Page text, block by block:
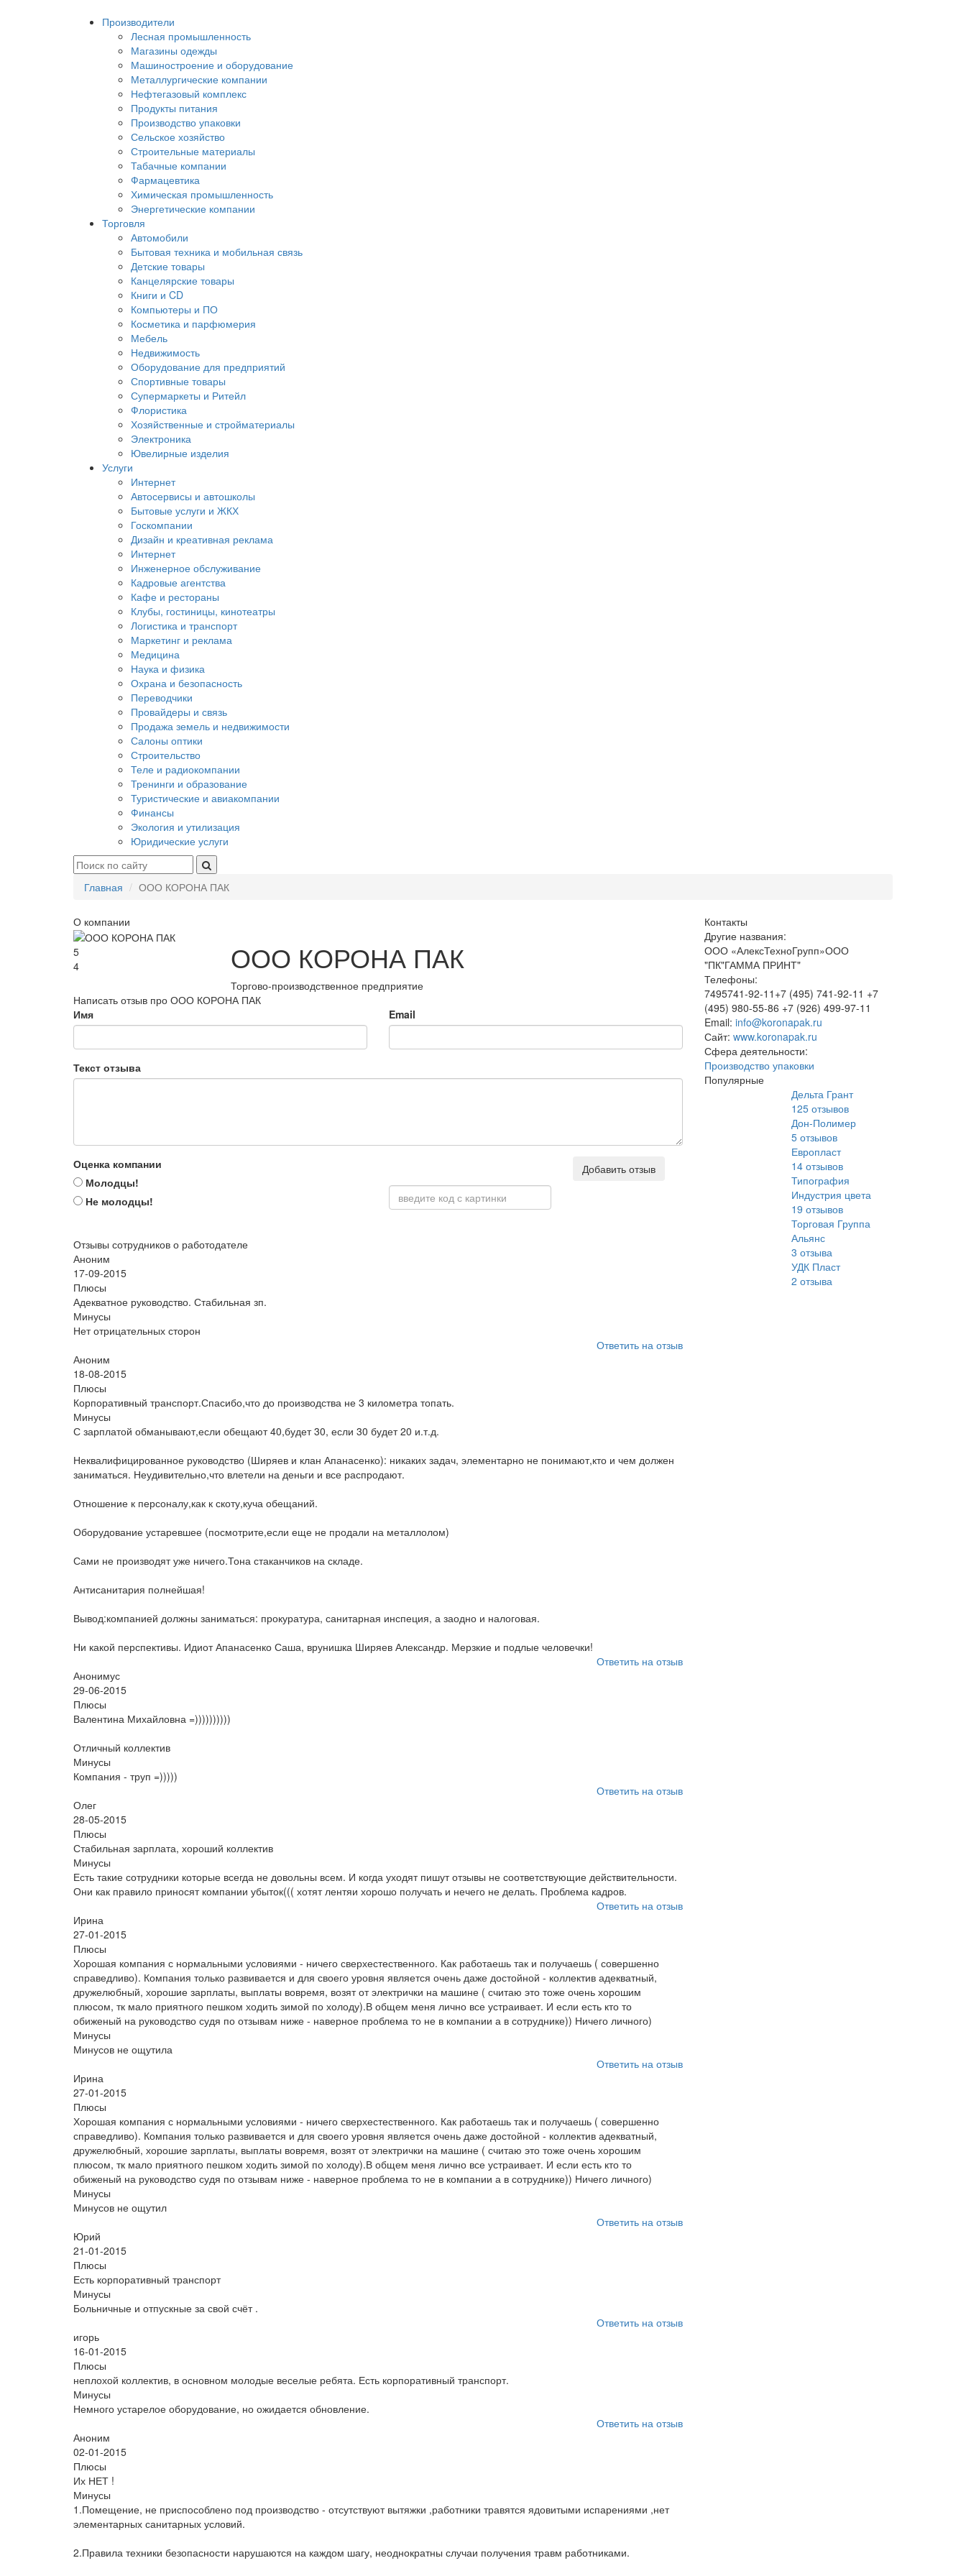
Производители
Лесная промышленность
Магазины одежды
Машиностроение и оборудование
Металлургические компании
Нефтегазовый комплекс
Продукты питания
Производство упаковки
Сельское хозяйство
Строительные материалы
Табачные компании
Фармацевтика
Химическая промышленность
Энергетические компании
Торговля
Автомобили
Бытовая техника и мобильная связь
Детские товары
Канцелярские товары
Книги и CD
Компьютеры и ПО
Косметика и парфюмерия
Мебель
Недвижимость
Оборудование для предприятий
Спортивные товары
Супермаркеты и Ритейл
Флористика
Хозяйственные и стройматериалы
Электроника
Ювелирные изделия
Услуги
Интернет
Автосервисы и автошколы
Бытовые услуги и ЖКХ
Госкомпании
Дизайн и креативная реклама
Интернет
Инженерное обслуживание
Кадровые агентства
Кафе и рестораны
Клубы, гостиницы, кинотеатры
Логистика и транспорт
Маркетинг и реклама
Медицина
Наука и физика
Охрана и безопасность
Переводчики
Провайдеры и связь
Продажа земель и недвижимости
Салоны оптики
Строительство
Теле и радиокомпании
Тренинги и образование
Туристические и авиакомпании
Финансы
Экология и утилизация
Юридические услуги
Главная ООО КОРОНА ПАК
О компании
5
4
ООО КОРОНА ПАК
Торгово-производственное предприятие
Написать отзыв про ООО КОРОНА ПАК
Имя
Email
Текст отзыва
Оценка компании
Молодцы!
Не молодцы!
Добавить отзыв
Отзывы сотрудников о работодателе
Аноним
17-09-2015
Плюсы
Адекватное руководство. Стабильная зп.
Минусы
Нет отрицательных сторон
Ответить на отзыв
Аноним
18-08-2015
Плюсы
Корпоративный транспорт.Спасибо,что до производства не 3 километра топать.
Минусы
С зарплатой обманывают,если обещают 40,будет 30, если 30 будет 20 и.т.д.
Неквалифицированное руководство (Ширяев и клан Апанасенко): никаких задач, элементарно не понимают,кто и чем должен
заниматься. Неудивительно,что влетели на деньги и все распродают.
Отношение к персоналу,как к скоту,куча обещаний.
Оборудование устаревшее (посмотрите,если еще не продали на металлолом)
Сами не производят уже ничего.Тона стаканчиков на складе.
Антисанитария полнейшая!
Вывод:компанией должны заниматься: прокуратура, санитарная инспеция, а заодно и налоговая.
Ни какой перспективы. Идиот Апанасенко Саша, врунишка Ширяев Александр. Мерзкие и подлые человечки!
Ответить на отзыв
Анонимус
29-06-2015
Плюсы
Валентина Михайловна =))))))))))
Отличный коллектив
Минусы
Компания - труп =)))))
Ответить на отзыв
Олег
28-05-2015
Плюсы
Стабильная зарплата, хороший коллектив
Минусы
Есть такие сотрудники которые всегда не довольны всем. И когда уходят пишут отзывы не соответствующие действительности.
Они как правило приносят компании убыток((( хотят лентяи хорошо получать и нечего не делать. Проблема кадров.
Ответить на отзыв
Ирина
27-01-2015
Плюсы
Хорошая компания с нормальными условиями - ничего сверхестественного. Как работаешь так и получаешь ( совершенно
справедливо). Компания только развивается и для своего уровня является очень даже достойной - коллектив адекватный,
дружелюбный, хорошие зарплаты, выплаты вовремя, возят от электрички на машине ( считаю это тоже очень хорошим
плюсом, тк мало приятного пешком ходить зимой по холоду).В общем меня лично все устраивает. И если есть кто то
обиженый на руководство судя по отзывам ниже - наверное проблема то не в компании а в сотруднике)) Ничего личного)
Минусы
Минусов не ощутила
Ответить на отзыв
Ирина
27-01-2015
Плюсы
Хорошая компания с нормальными условиями - ничего сверхестественного. Как работаешь так и получаешь ( совершенно
справедливо). Компания только развивается и для своего уровня является очень даже достойной - коллектив адекватный,
дружелюбный, хорошие зарплаты, выплаты вовремя, возят от электрички на машине ( считаю это тоже очень хорошим
плюсом, тк мало приятного пешком ходить зимой по холоду).В общем меня лично все устраивает. И если есть кто то
обиженый на руководство судя по отзывам ниже - наверное проблема то не в компании а в сотруднике)) Ничего личного)
Минусы
Минусов не ощутил
Ответить на отзыв
Юрий
21-01-2015
Плюсы
Есть корпоративный транспорт
Минусы
Больничные и отпускные за свой счёт .
Ответить на отзыв
игорь
16-01-2015
Плюсы
неплохой коллектив, в основном молодые веселые ребята. Есть корпоративный транспорт.
Минусы
Немного устарелое оборудование, но ожидается обновление.
Ответить на отзыв
Аноним
02-01-2015
Плюсы
Их НЕТ !
Минусы
1.Помещение, не приспособлено под производство - отсутствуют вытяжки ,работники травятся ядовитыми испарениями ,нет
элементарных санитарных условий.
2.Правила техники безопасности нарушаются на каждом шагу, неоднократны случаи получения травм работниками.
Контакты
Другие названия:
ООО «АлексТехноГрупп»ООО
"ПК"ГАММА ПРИНТ"
Телефоны:
7495741-92-11+7 (495) 741-92-11 +7
(495) 980-55-86 +7 (926) 499-97-11
Email: info@koronapak.ru
Сайт: www.koronapak.ru
Сфера деятельности:
Производство упаковки
Популярные
Дельта Грант
125 отзывов
Дон-Полимер
5 отзывов
Европласт
14 отзывов
Типография
Индустрия цвета
19 отзывов
Торговая Группа
Альянс
3 отзыва
УДК Пласт
2 отзыва